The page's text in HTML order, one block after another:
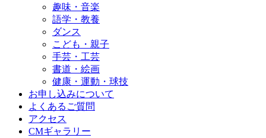
趣味・音楽
語学・教養
ダンス
こども・親子
手芸・工芸
書道・絵画
健康・運動・球技
お申し込みについて
よくあるご質問
アクセス
CMギャラリー